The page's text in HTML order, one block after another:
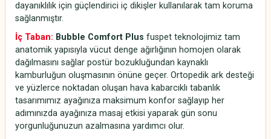
dayanıklılık için güçlendirici iç dikişler kullanılarak tam koruma
sağlanmıştır.
İç Taban: Bubble Comfort Plus fuspet teknolojimiz tam
anatomik yapısıyla vücut denge ağırlığının homojen olarak
dağılmasını sağlar postür bozukluğundan kaynaklı
kamburluğun oluşmasının önüne geçer. Ortopedik ark desteği
ve yüzlerce noktadan oluşan hava kabarcıklı tabanlık
tasarımımız ayağınıza maksimum konfor sağlayıp her
adımınızda ayağınıza masaj etkisi yaparak gün sonu
yorgunluğunuzun azalmasına yardımcı olur.